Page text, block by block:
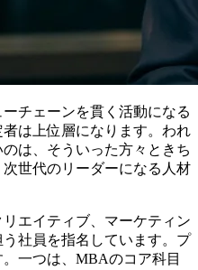
チェーンを貫く活動になる
は上位層になります。われ
は、そういった方々ときち
世代のリーダーになる人材
エイティブ、マーケティン
社員を指名しています。プ
一つは、MBAのコア科目